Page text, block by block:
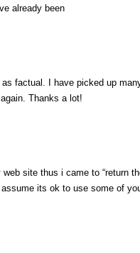
already been
factual. I have picked up
Thanks a lot!
site thus i came to “return
its ok to use some of